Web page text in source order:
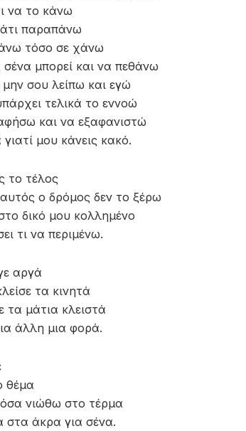
να το κάνω
παραπάνω
τόσο σε χάνω
μπορεί και να πεθάνω
σου λείπω και εγώ
τελικά το εννοώ
και να εξαφανιστώ
μου κάνεις κακό.
το τέλος
ο δρόμος δεν το ξέρω
δικό μου κολλημένο
τι να περιμένω.
αργά
τα κινητά
τα μάτια κλειστά
άλλη μια φορά.
θέμα
νιώθω στο τέρμα
στα άκρα για σένα.